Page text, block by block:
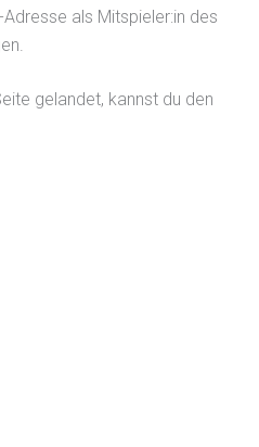
als Mitspieler:in des
gelandet, kannst du den